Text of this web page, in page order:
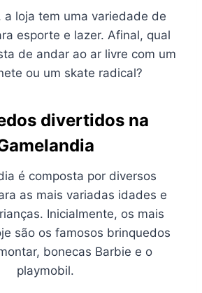
a loja tem uma variedade de
esporte e lazer. Afinal, qual
de andar ao ar livre com um
ou um skate radical?
divertidos na
é composta por diversos
as mais variadas idades e
Inicialmente, os mais
são os famosos brinquedos
bonecas Barbie e o
playmobil.